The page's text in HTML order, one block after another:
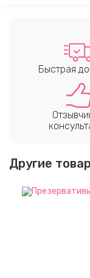
Быстрая
Другие